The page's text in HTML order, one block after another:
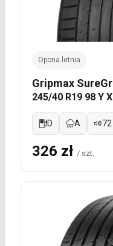
Opona letnia
Gripmax
245/40 R19 98 Y
D A
326 zł / szt.